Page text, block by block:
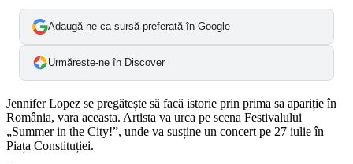
Adaugă-ne ca sursă preferată în Google
Urmărește-ne în Discover
Jennifer Lopez se pregătește să facă istorie prin prima sa apariție în
România, vara aceasta. Artista va urca pe scena Festivalului
„Summer in the City!”, unde va susține un concert pe 27 iulie în
Piața Constituției.